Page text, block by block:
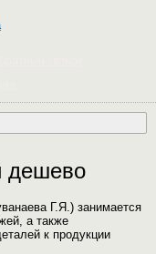
дешево
Г.Я.) занимается
а также
к продукции